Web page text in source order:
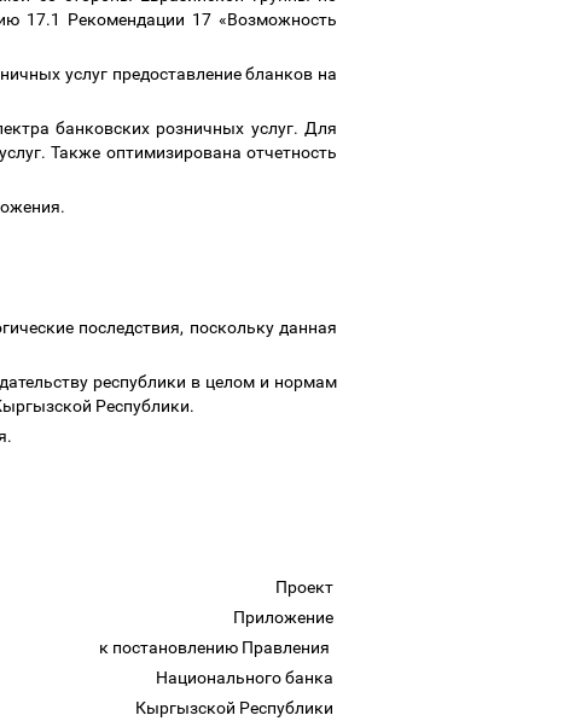
17.1 Рекомендации 17 «Возможность
услуг предоставление бланков на
банковских розничных услуг. Для
Также оптимизирована отчетность
последствия, поскольку данная
республики в целом и нормам
Республики.
Проект
Приложение
к постановлению Правления
Национального банка
Кыргызской Республики